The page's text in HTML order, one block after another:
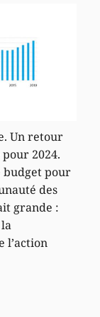
Un retour
2024.
budget pour
des
grande :
l’action